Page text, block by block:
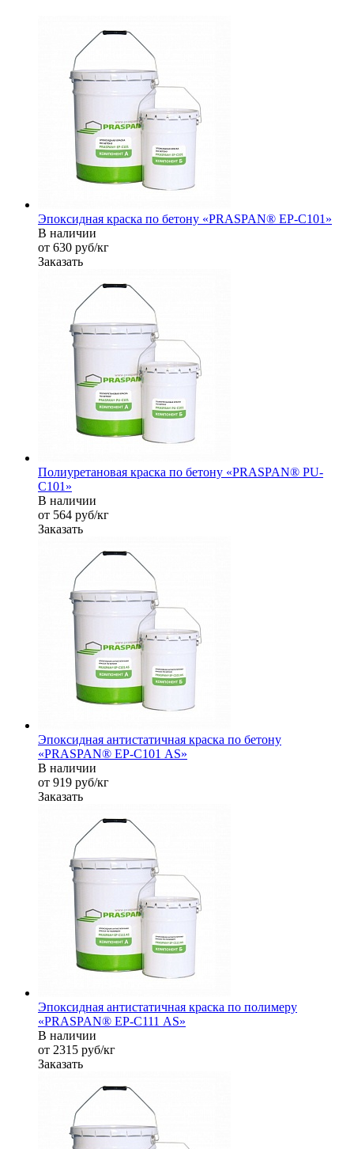
Эпоксидная краска по бетону «PRASPAN® EP-C101»
В наличии
от 630 руб/кг
Заказать
Полиуретановая краска по бетону «PRASPAN® PU-
C101»
В наличии
от 564 руб/кг
Заказать
Эпоксидная антистатичная краска по бетону
«PRASPAN® EP-С101 AS»
В наличии
от 919 руб/кг
Заказать
Эпоксидная антистатичная краска по полимеру
«PRASPAN® EP-С111 AS»
В наличии
от 2315 руб/кг
Заказать